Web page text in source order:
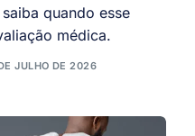
quando esse
médica.
JULHO DE 2026